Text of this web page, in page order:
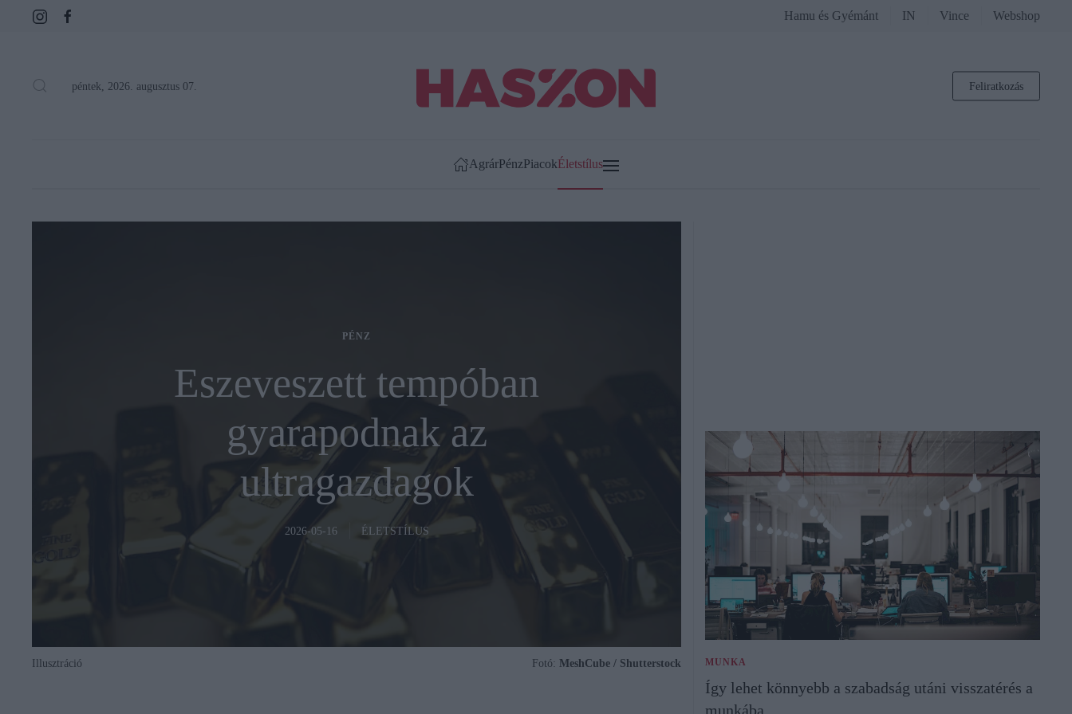
Hamu és Gyémánt IN Vince Webshop
péntek, 2026. augusztus 07. Feliratkozás
AgrárPénzPiacokÉletstílus
PÉNZ
Eszeveszett tempóban
gyarapodnak az
ultragazdagok
2026-05-16 ÉLETSTÍLUS
Illusztráció Fotó: MeshCube / Shutterstock MUNKA
Így lehet könnyebb a szabadság utáni visszatérés a
munkába